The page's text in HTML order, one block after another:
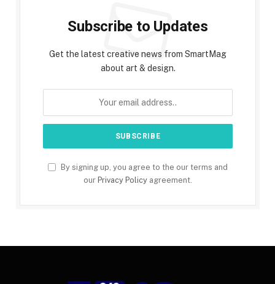
Subscribe to Updates
Get the latest creative news from SmartMag
about art & design.
By signing up, you agree to the our terms and
our Privacy Policy agreement.